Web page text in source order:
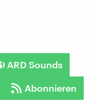
ARD Sounds
Abonnieren